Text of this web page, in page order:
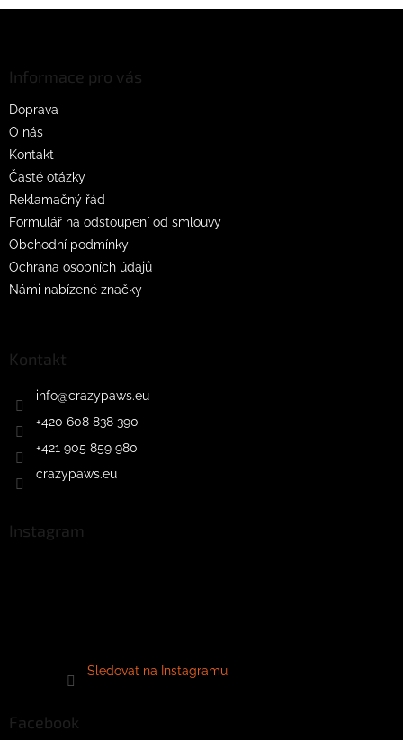
Informace pro vás
Doprava
O nás
Kontakt
Časté otázky
Reklamačný řád
Formulář na odstoupení od smlouvy
Obchodní podmínky
Ochrana osobních údajů
Námi nabízené značky
Kontakt
info@crazypaws.eu
+420 608 838 390
+421 905 859 980
crazypaws.eu
Instagram
Sledovat na Instagramu
Facebook